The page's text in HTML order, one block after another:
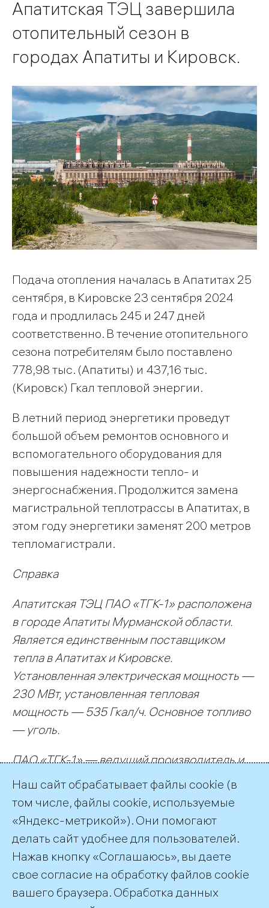
Апатитская ТЭЦ завершила
отопительный сезон в
городах Апатиты и Кировск.
Подача отопления началась в Апатитах 25
сентября, в Кировске 23 сентября 2024
года и продлилась 245 и 247 дней
соответственно. В течение отопительного
сезона потребителям было поставлено
778,98 тыс. (Апатиты) и 437,16 тыс.
(Кировск) Гкал тепловой энергии.
В летний период энергетики проведут
большой объем ремонтов основного и
вспомогательного оборудования для
повышения надежности тепло- и
энергоснабжения. Продолжится замена
магистральной теплотрассы в Апатитах, в
этом году энергетики заменят 200 метров
тепломагистрали.
Справка
Апатитская ТЭЦ ПАО «ТГК-1» расположена
в городе Апатиты Мурманской области.
Является единственным поставщиком
тепла в Апатитах и Кировске.
Установленная электрическая мощность —
230 МВт, установленная тепловая
мощность — 535 Гкал/ч. Основное топливо
— уголь.
ПАО «ТГК-1» — ведущий производитель и
поставщик электрической и тепловой
энергии в Северо-Западном регионе
России.
← Все публикации
Наш сайт обрабатывает файлы cookie (в
том числе, файлы cookie, используемые
«Яндекс-метрикой»). Они помогают
делать сайт удобнее для пользователей.
Нажав кнопку «Соглашаюсь», вы даете
свое согласие на обработку файлов cookie
вашего браузера. Обработка данных